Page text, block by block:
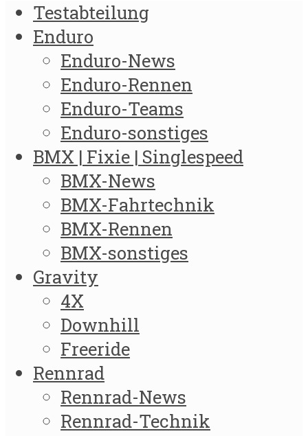
Testabteilung
Enduro
Enduro-News
Enduro-Rennen
Enduro-Teams
Enduro-sonstiges
BMX | Fixie | Singlespeed
BMX-News
BMX-Fahrtechnik
BMX-Rennen
BMX-sonstiges
Gravity
4X
Downhill
Freeride
Rennrad
Rennrad-News
Rennrad-Technik